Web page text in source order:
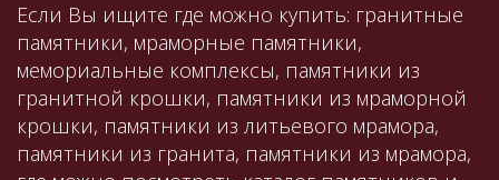
Если Вы ищите где можно купить: гранитные
памятники, мраморные памятники,
мемориальные комплексы, памятники из
гранитной крошки, памятники из мраморной
крошки, памятники из литьевого мрамора,
памятники из гранита, памятники из мрамора,